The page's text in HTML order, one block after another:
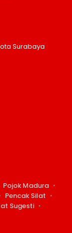
Surabaya
Pojok Madura
Pencak Silat
Sugesti